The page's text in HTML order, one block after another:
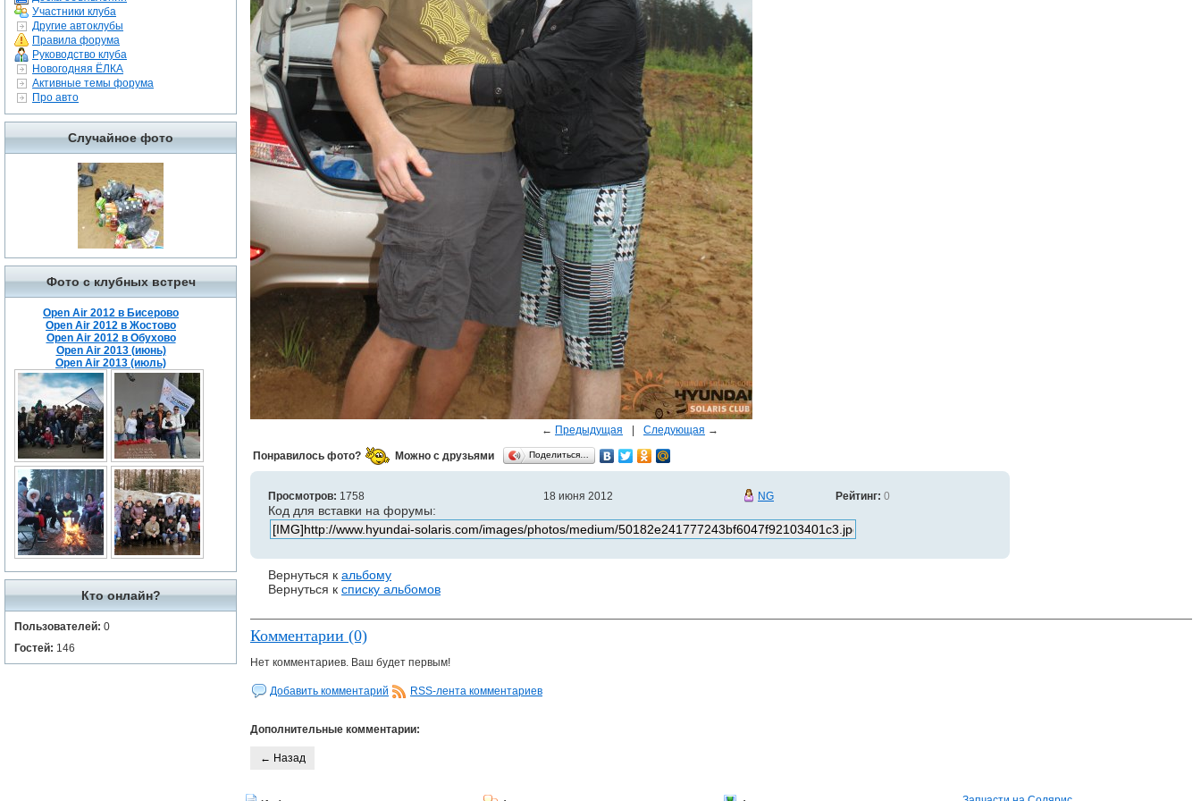
Участники клуба
Другие автоклубы
Правила форума
Руководство клуба
Новогодняя ЁЛКА
Активные темы форума
Про авто
Случайное фото
Фото с клубных встреч
Open Air 2012 в Бисерово
Open Air 2012 в Жостово
Open Air 2012 в Обухово
Open Air 2013 (июнь)
Open Air 2013 (июль)
Кто онлайн?
Пользователей: 0
Гостей: 146
← Предыдущая Следующая →
Понравилось фото? Можно с друзьями Поделиться…
Просмотров: 1758 18 июня 2012 NG Рейтинг: 0
Код для вставки на форумы:
Вернуться к альбому
Вернуться к списку альбомов
Комментарии (0)
Нет комментариев. Ваш будет первым!
Добавить комментарий RSS-лента комментариев
Дополнительные комментарии:
← Назад